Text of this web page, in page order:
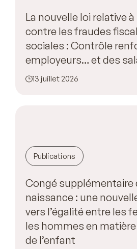
La nouvelle loi relative
contre les fraudes
sociales : Contrôle
employeurs… et des
13 juillet 2026
Publications
Congé supplémentaire
naissance : une
vers l’égalité entre les
les hommes en matière
de l’enfant